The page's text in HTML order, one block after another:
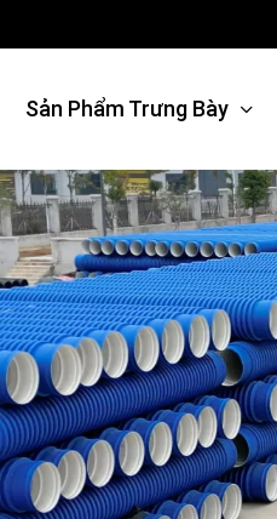
Sản Phẩm Trưng Bày